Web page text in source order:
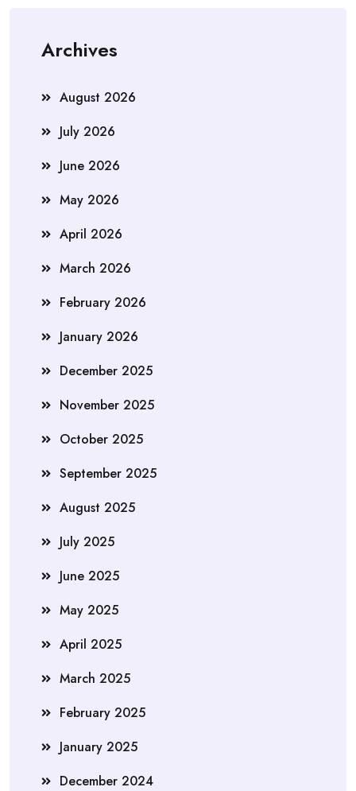
Archives
August 2026
July 2026
June 2026
May 2026
April 2026
March 2026
February 2026
January 2026
December 2025
November 2025
October 2025
September 2025
August 2025
July 2025
June 2025
May 2025
April 2025
March 2025
February 2025
January 2025
December 2024